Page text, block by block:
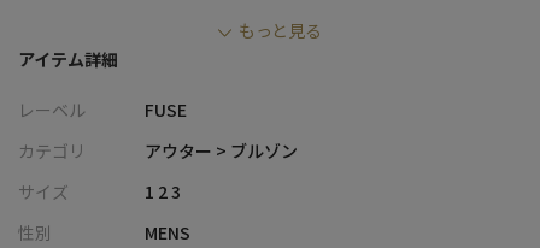
肌寒くなる季節のライトアウターとして、またシャツのように1枚
【デザインと素材】
シャツジャケット。
中肉の生地で見た目にも温かみがあり、奥行きのあるオンブレー
もっと見る
アイテム詳細
レーベル
FUSE
カテゴリ
アウター > ブルゾン
サイズ
1 2 3
性別
MENS